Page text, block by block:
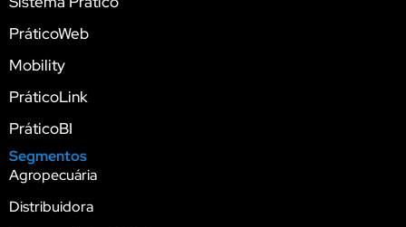
PráticoWeb
Mobility
PráticoLink
PráticoBI
Segmentos
Agropecuária
Distribuidora